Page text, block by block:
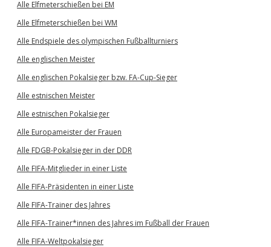
Alle Elfmeterschießen bei EM
Alle Elfmeterschießen bei WM
Alle Endspiele des olympischen Fußballturniers
Alle englischen Meister
Alle englischen Pokalsieger bzw. FA-Cup-Sieger
Alle estnischen Meister
Alle estnischen Pokalsieger
Alle Europameister der Frauen
Alle FDGB-Pokalsieger in der DDR
Alle FIFA-Mitglieder in einer Liste
Alle FIFA-Präsidenten in einer Liste
Alle FIFA-Trainer des Jahres
Alle FIFA-Trainer*innen des Jahres im Fußball der Frauen
Alle FIFA-Weltpokalsieger